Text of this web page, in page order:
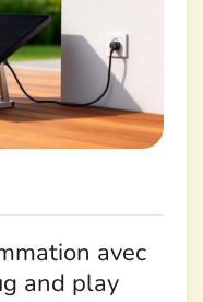
avec
and play